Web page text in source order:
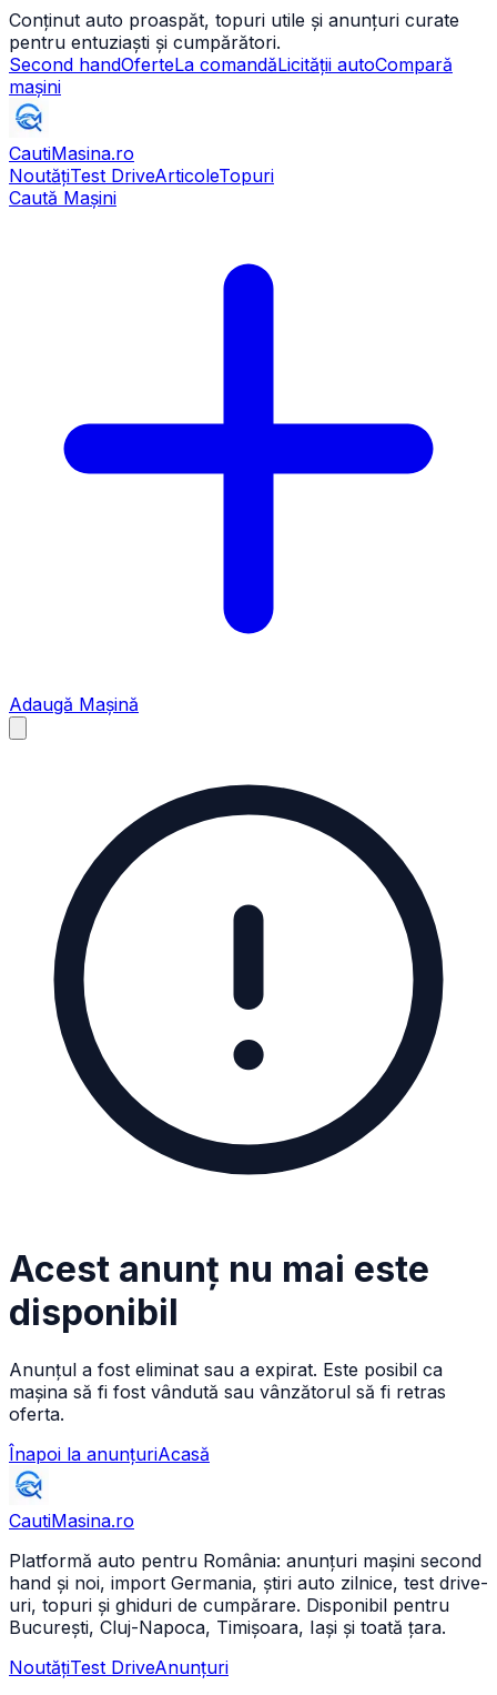
Conținut auto proaspăt, topuri utile și anunțuri curate
pentru entuziaști și cumpărători.
Second handOferteLa comandăLicității autoCompară
mașini
CautiMasina.ro
NoutățiTest DriveArticoleTopuri
Caută Mașini
Adaugă Mașină
Acest anunț nu mai este
disponibil
Anunțul a fost eliminat sau a expirat. Este posibil ca
mașina să fi fost vândută sau vânzătorul să fi retras
oferta.
Înapoi la anunțuriAcasă
CautiMasina.ro
Platformă auto pentru România: anunțuri mașini second
hand și noi, import Germania, știri auto zilnice, test drive-
uri, topuri și ghiduri de cumpărare. Disponibil pentru
București, Cluj-Napoca, Timișoara, Iași și toată țara.
NoutățiTest DriveAnunțuri